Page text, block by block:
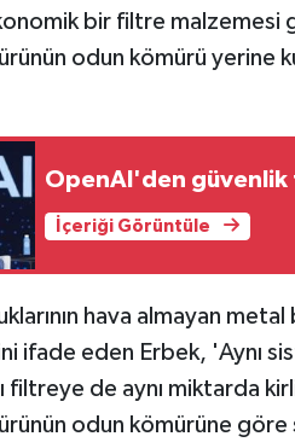
bir filtre malzemesi
odun kömürü yerine
OpenAI'den güvenlik
İçeriği Görüntüle
hava almayan
ifade eden Erbek, 'Aynı
filtreye de aynı miktarda
odun kömürüne